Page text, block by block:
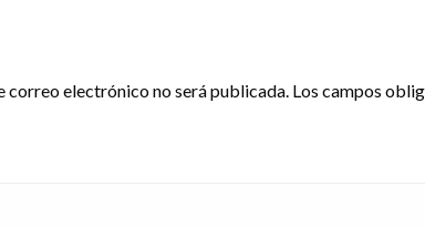
correo electrónico no será publicada. Los campos